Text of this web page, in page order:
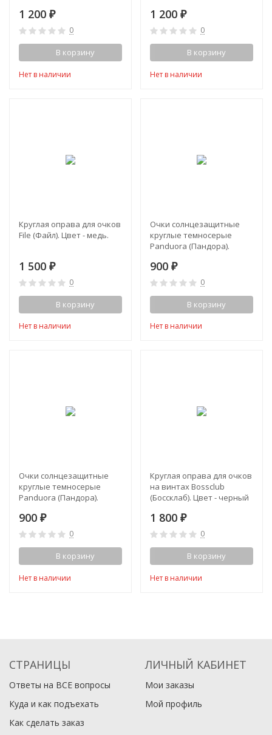
1 200 ₽
0
В корзину
Нет в наличии
1 200 ₽
0
В корзину
Нет в наличии
Круглая оправа для очков
File (Файл). Цвет - медь.
1 500 ₽
0
В корзину
Нет в наличии
Очки солнцезащитные
круглые темносерые
Panduora (Пандора).
серебро
900 ₽
0
В корзину
Нет в наличии
Очки солнцезащитные
круглые темносерые
Panduora (Пандора).
900 ₽
0
В корзину
Нет в наличии
Круглая оправа для очков
на винтах Bossclub
(Боссклаб). Цвет - черный
1 800 ₽
0
В корзину
Нет в наличии
СТРАНИЦЫ
Ответы на ВСЕ вопросы
Куда и как подъехать
Как сделать заказ
ЛИЧНЫЙ КАБИНЕТ
Мои заказы
Мой профиль